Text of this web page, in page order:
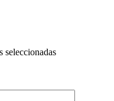
seleccionadas